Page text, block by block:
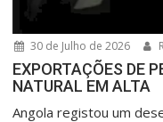
30 de Julho de 2026
EXPORTAÇÕES DE
NATURAL EM ALTA
Angola registou um